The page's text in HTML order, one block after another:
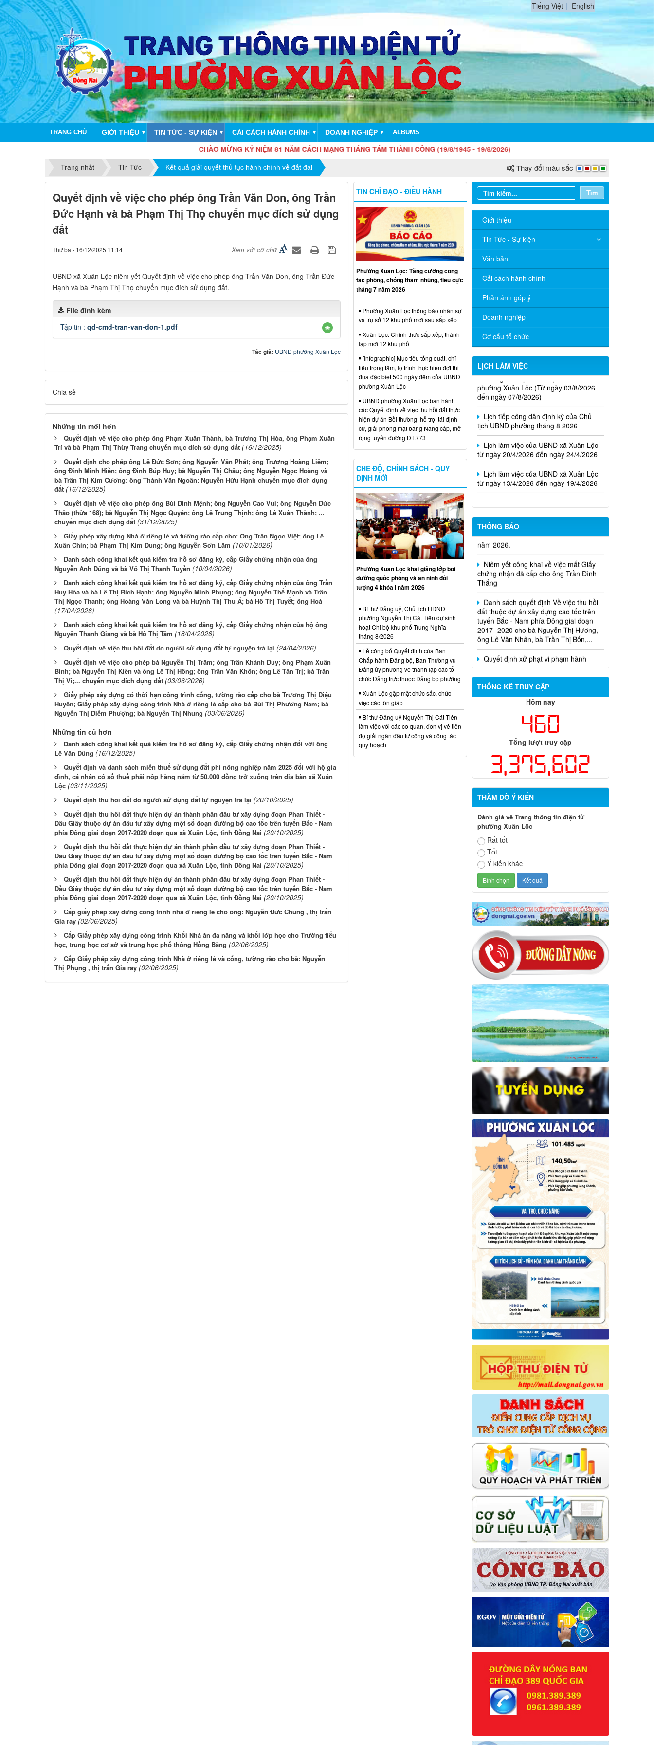
Tiếng Việt English
TRANG CHỦ GIỚI THIỆU ▼ TIN TỨC - SỰ KIỆN ▼ CẢI CÁCH HÀNH CHÍNH ▼ DOANH NGHIỆP ▼ ALBUMS
CHÀO MỪNG KỶ NIỆM 81 NĂM CÁCH MẠNG THÁNG TÁM THÀNH CÔNG (19/8/1945 - 19/8/2026)
Trang nhất
Tin Tức Kết quả giải quyết thủ tục hành chính về đất đai Thay đổi màu sắc
Quyết định về việc cho phép ông Trần Văn Don, ông Trần
Đức Hạnh và bà Phạm Thị Thọ chuyển mục đích sử dụng
đất
Thứ ba - 16/12/2025 11:14 Xem với cỡ chữ
UBND xã Xuân Lộc niêm yết Quyết định về việc cho phép ông Trần Văn Don, ông Trần Đức
Hạnh và bà Phạm Thị Thọ chuyển mục đích sử dụng đất.
File đính kèm
Tập tin : qd-cmd-tran-van-don-1.pdf
Tác giả: UBND phường Xuân Lộc
Chia sẻ
Những tin mới hơn
Quyết định về việc cho phép ông Phạm Xuân Thành, bà Trương Thị Hòa, ông Phạm Xuân
Trí và bà Phạm Thị Thùy Trang chuyển mục đích sử dụng đất (16/12/2025)
Quyết định cho phép ông Lê Đức Sơn; ông Nguyễn Văn Phát; ông Trương Hoàng Liêm;
ông Đinh Minh Hiền; ông Đinh Búp Huy; bà Nguyễn Thị Châu; ông Nguyễn Ngọc Hoàng và
bà Trần Thị Kim Cương; ông Thành Văn Ngoãn; Nguyễn Hữu Hạnh chuyển mục đích dụng
đất (16/12/2025)
Quyết định về việc cho phép ông Bùi Đình Mệnh; ông Nguyễn Cao Vui; ông Nguyễn Đức
Thảo (thửa 168); bà Nguyễn Thị Ngọc Quyên; ông Lê Trung Thịnh; ông Lê Xuân Thành; ...
chuyển mục đích dụng đất (31/12/2025)
Giấy phép xây dựng Nhà ở riêng lẻ và tường rào cấp cho: Ông Trần Ngọc Việt; ông Lê
Xuân Chín; bà Phạm Thị Kim Dung; ông Nguyễn Sơn Lâm (10/01/2026)
Danh sách công khai kết quả kiểm tra hồ sơ đăng ký, cấp Giấy chứng nhận của ông
Nguyễn Anh Dũng và bà Võ Thị Thanh Tuyền (10/04/2026)
Danh sách công khai kết quả kiểm tra hồ sơ đăng ký, cấp Giấy chứng nhận của ông Trần
Huy Hòa và bà Lê Thị Bích Hạnh; ông Nguyễn Minh Phụng; ông Nguyễn Thế Mạnh và Trần
Thị Ngọc Thanh; ông Hoàng Văn Long và bà Huỳnh Thị Thu Á; bà Hồ Thị Tuyết; ông Hoà
(17/04/2026)
Danh sách công khai kết quả kiểm tra hồ sơ đăng ký, cấp Giấy chứng nhận của hộ ông
Nguyễn Thanh Giang và bà Hồ Thị Tâm (18/04/2026)
Quyết định về việc thu hồi đất do người sử dụng đất tự nguyện trả lại (24/04/2026)
Quyết định về việc cho phép bà Nguyễn Thị Trâm; ông Trần Khánh Duy; ông Phạm Xuân
Bình; bà Nguyễn Thị Kiên và ông Lê Thị Hồng; ông Trần Văn Khôn; ông Lê Tấn Trị; bà Trần
Thị Vi;... chuyển mục đích dụng đất (03/06/2026)
Giấy phép xây dựng có thời hạn công trình cổng, tường rào cấp cho bà Trương Thị Diệu
Huyền; Giấy phép xây dựng công trình Nhà ở riêng lẻ cấp cho bà Bùi Thị Phương Nam; bà
Nguyễn Thị Diễm Phượng; bà Nguyễn Thị Nhung (03/06/2026)
Những tin cũ hơn
Danh sách công khai kết quả kiểm tra hồ sơ đăng ký, cấp Giấy chứng nhận đối với ông
Lê Văn Dũng (16/12/2025)
Quyết định và danh sách miễn thuế sử dụng đất phi nông nghiệp năm 2025 đối với hộ gia
đình, cá nhân có số thuế phải nộp hàng năm từ 50.000 đồng trở xuống trên địa bàn xã Xuân
Lộc (03/11/2025)
Quyết định thu hồi đất do người sử dụng đất tự nguyện trả lại (20/10/2025)
Quyết định thu hồi đất thực hiện dự án thành phần đầu tư xây dựng đoạn Phan Thiết -
Dầu Giây thuộc dự án đầu tư xây dựng một số đoạn đường bộ cao tốc trên tuyến Bắc - Nam
phía Đông giai đoạn 2017-2020 đoạn qua xã Xuân Lộc, tỉnh Đồng Nai (20/10/2025)
Quyết định thu hồi đất thực hiện dự án thành phần đầu tư xây dựng đoạn Phan Thiết -
Dầu Giây thuộc dự án đầu tư xây dựng một số đoạn đường bộ cao tốc trên tuyến Bắc - Nam
phía Đông giai đoạn 2017-2020 đoạn qua xã Xuân Lộc, tỉnh Đồng Nai (20/10/2025)
Quyết định thu hồi đất thực hiện dự án thành phần đầu tư xây dựng đoạn Phan Thiết -
Dầu Giây thuộc dự án đầu tư xây dựng một số đoạn đường bộ cao tốc trên tuyến Bắc - Nam
phía Đông giai đoạn 2017-2020 đoạn qua xã Xuân Lộc, tỉnh Đồng Nai (20/10/2025)
Cấp giấy phép xây dựng công trình nhà ở riêng lẻ cho ông: Nguyễn Đức Chung , thị trấn
Gia ray (02/06/2025)
Cấp Giấy phép xây dựng công trình Khối Nhà ăn đa năng và khối lớp học cho Trường tiểu
học, trung học cơ sở và trung học phổ thông Hồng Bàng (02/06/2025)
Cấp Giấy phép xây dựng công trình Nhà ở riêng lẻ và cổng, tường rào cho bà: Nguyễn
Thị Phụng , thị trấn Gia ray (02/06/2025)
Tìm
Giới thiệu
Tin Tức - Sự kiện
Văn bản
Cải cách hành chính
Phản ánh góp ý
Doanh nghiệp
Cơ cấu tổ chức
LỊCH LÀM VIỆC
Thông báo Lịch làm việc của UBND
phường Xuân Lộc (Từ ngày 03/8/2026
đến ngày 07/8/2026)
Lịch tiếp công dân định kỳ của Chủ
tịch UBND phường tháng 8 2026
Lịch làm việc của UBND xã Xuân Lộc
từ ngày 20/4/2026 đến ngày 24/4/2026
Lịch làm việc của UBND xã Xuân Lộc
từ ngày 13/4/2026 đến ngày 19/4/2026
THÔNG BÁO
Cuộc thi trực tuyến tìm hiểu pháp luật
năm 2026.
chứng nhận đã cấp cho ông Trần Đình
Thắng
Danh sách quyết định Về việc thu hồi
đất thuộc dự án xây dựng cao tốc trên
tuyến Bắc - Nam phía Đông giai đoạn
2017 -2020 cho bà Nguyễn Thị Hương,
ông Lê Văn Nhân, bà Trần Thị Bốn,...
Quyết định xử phạt vi phạm hành
chính trong lĩnh vực đất đai đối với ông
Trần Hồng Phước
THỐNG KÊ TRUY CẬP
Hôm nay
460
Tổng lượt truy cập
3,375,602
THĂM DÒ Ý KIẾN
Đánh giá về Trang thông tin điện tử
phường Xuân Lộc
Rất tốt
Tốt
Ý kiến khác
TIN CHỈ ĐẠO - ĐIỀU HÀNH
Phường Xuân Lộc: Tăng cường công
tác phòng, chống tham nhũng, tiêu cực
tháng 7 năm 2026
Phường Xuân Lộc thông báo nhân sự
và trụ sở 12 khu phố mới sau sắp xếp
Xuân Lộc: Chính thức sắp xếp, thành
lập mới 12 khu phố
[Infographic] Mục tiêu tổng quát, chỉ
tiêu trọng tâm, lộ trình thực hiện đợt thi
đua đặc biệt 500 ngày đêm của UBND
phường Xuân Lộc
UBND phường Xuân Lộc ban hành
các Quyết định về việc thu hồi đất thực
hiện dự án Bồi thường, hỗ trợ, tái định
cư, giải phóng mặt bằng Nâng cấp, mở
rộng tuyến đường ĐT.773
CHẾ ĐỘ, CHÍNH SÁCH - QUY
ĐỊNH MỚI
Phường Xuân Lộc khai giảng lớp bồi
dưỡng quốc phòng và an ninh đối
tượng 4 khóa I năm 2026
Bí thư Đảng uỷ, Chủ tịch HĐND
phường Nguyễn Thị Cát Tiên dự sinh
hoạt Chi bộ khu phố Trung Nghĩa
tháng 8/2026
Lễ công bố Quyết định của Ban
Chấp hành Đảng bộ, Ban Thường vụ
Đảng ủy phường về thành lập các tổ
chức Đảng trực thuộc Đảng bộ phường
Xuân Lộc gặp mặt chức sắc, chức
việc các tôn giáo
Bí thư Đảng uỷ Nguyễn Thị Cát Tiên
làm việc với các cơ quan, đơn vị về tiến
độ giải ngân đầu tư công và công tác
quy hoạch